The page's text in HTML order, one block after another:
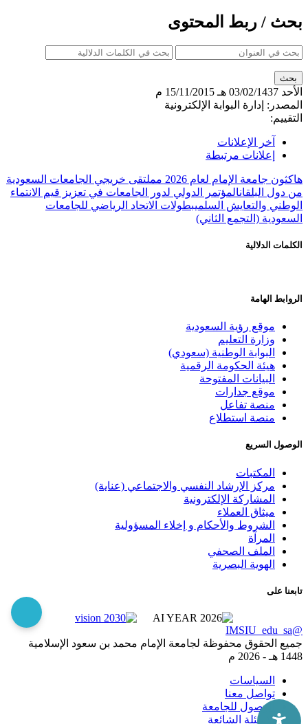
بحث / ربط المحتوى
الأحد 03/02/1437 هـ
15/11/2015 م
المصدر: إدارة البوابة الإلكترونية
التقييم:
آخر الإعلانات
إعلانات مرتبطة
هاكثون جامعة الإمام لعام 2026 م
ملتقى خريجي الجامعات السعودية
من دول البلقانالمؤتمر الدولي لدور الجامعات في تعزيز قيم الانتماء
الوطني والتعايش السلميبطولات الاتحاد الرياضي للجامعات
السعودية (التجمع الثاني)
الكلمات الدلالية
الروابط الهامة
موقع رؤية السعودية
وزارة التعليم
البوابة الوطنية (سعودي)
هيئة الحكومة الرقمية
البيانات المفتوحة
موقع جدارات
منصة تفاعل
منصة استطلاع
الوصول السريع
المكتبات
مركز الإرشاد النفسي والاجتماعي (عناية)
المشاركة الإلكترونية
ميثاق العملاء
الشروط والأحكام و إخلاء المسؤولية
المرآة
الملف الصحفي
الهوية البصرية
تابعنا على
@IMSIU_edu_sa
جميع الحقوق محفوظة لجامعة الإمام محمد بن سعود الإسلامية
1448 هـ -
2026 م
السياسات
تواصل معنا
الوصول للجامعة
الاسئلة الشائعة